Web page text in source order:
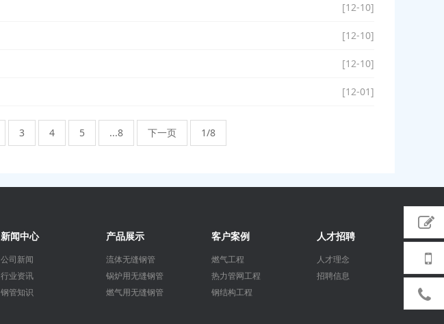
[12-10]
[12-10]
[12-10]
[12-01]
3 4 5 ...8 下一页 1/8
新闻中心
公司新闻
行业资讯
钢管知识
产品展示
流体无缝钢管
锅炉用无缝钢管
燃气用无缝钢管
客户案例
燃气工程
热力管网工程
钢结构工程
人才招聘
人才理念
招聘信息